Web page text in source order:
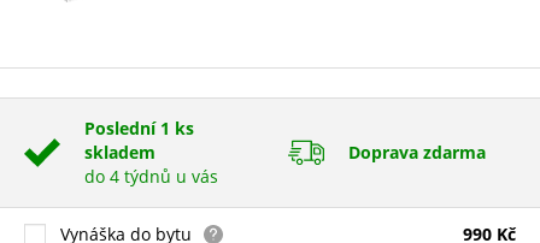
Poslední 1 ks
skladem
do 4 týdnů u vás
Doprava zdarma
Vynáška do bytu 990 Kč